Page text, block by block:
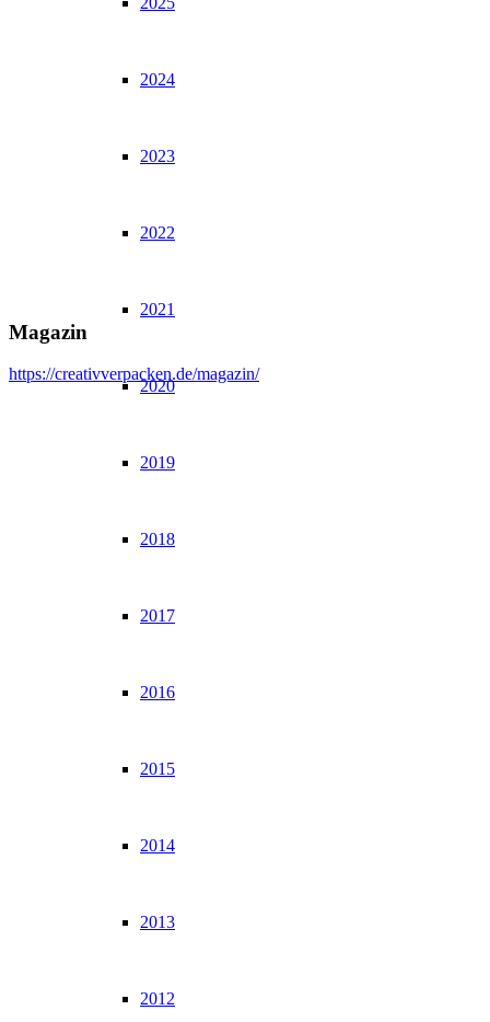
2024
2023
2022
2021
2020
2019
2018
2017
2016
2015
2014
2013
2012
Magazin
https://creativverpacken.de/magazin/